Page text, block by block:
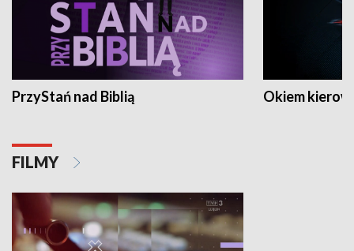
PrzyStań nad Biblią Okiem
FILMY